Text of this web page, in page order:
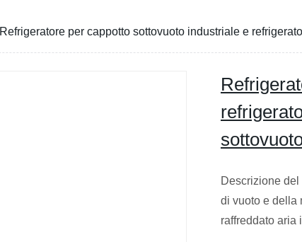
Refrigeratore per cappotto sottovuoto industriale e
Descrizione
di vuoto e della
raffreddato aria i